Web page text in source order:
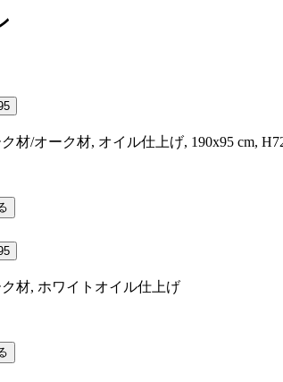
材/オーク材, オイル仕上げ, 190x95 cm,
材, ホワイトオイル仕上げ